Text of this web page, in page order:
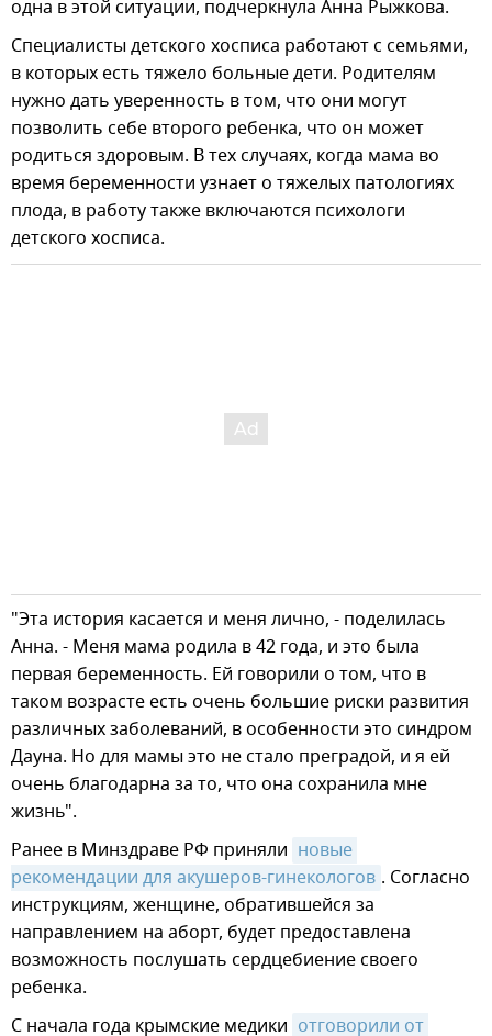
одна в этой ситуации, подчеркнула Анна Рыжкова.
Специалисты детского хосписа работают с семьями,
в которых есть тяжело больные дети. Родителям
нужно дать уверенность в том, что они могут
позволить себе второго ребенка, что он может
родиться здоровым. В тех случаях, когда мама во
время беременности узнает о тяжелых патологиях
плода, в работу также включаются психологи
детского хосписа.
"Эта история касается и меня лично, - поделилась
Анна. - Меня мама родила в 42 года, и это была
первая беременность. Ей говорили о том, что в
таком возрасте есть очень большие риски развития
различных заболеваний, в особенности это синдром
Дауна. Но для мамы это не стало преградой, и я ей
очень благодарна за то, что она сохранила мне
жизнь".
Ранее в Минздраве РФ приняли новые
рекомендации для акушеров-гинекологов . Согласно
инструкциям, женщине, обратившейся за
направлением на аборт, будет предоставлена
возможность послушать сердцебиение своего
ребенка.
С начала года крымские медики отговорили от